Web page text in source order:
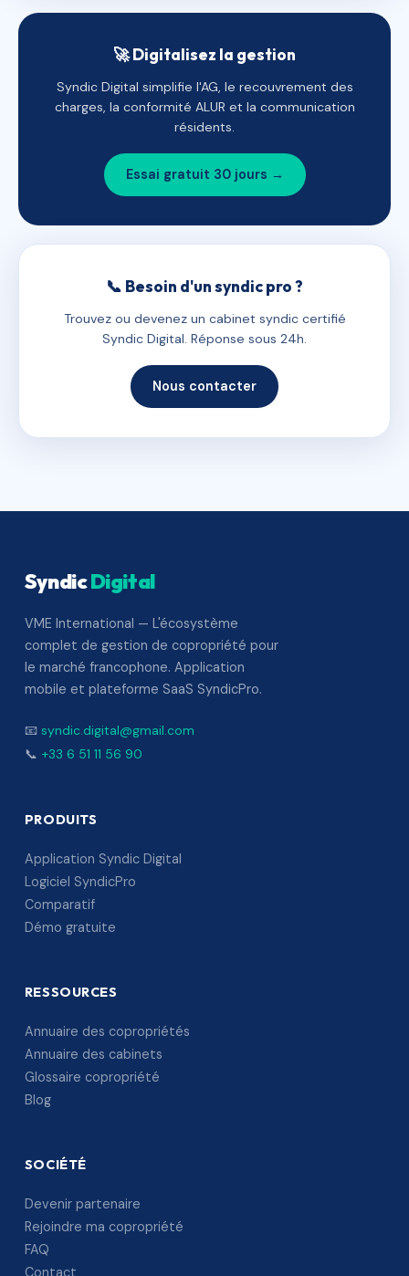
🚀 Digitalisez la gestion
Syndic Digital simplifie l'AG, le recouvrement des
charges, la conformité ALUR et la communication
résidents.
Essai gratuit 30 jours →
📞 Besoin d'un syndic pro ?
Trouvez ou devenez un cabinet syndic certifié
Syndic Digital. Réponse sous 24h.
Nous contacter
SyndicDigital
VME International — L'écosystème
complet de gestion de copropriété pour
le marché francophone. Application
mobile et plateforme SaaS SyndicPro.
📧 syndic.digital@gmail.com
📞 +33 6 51 11 56 90
PRODUITS
Application Syndic Digital
Logiciel SyndicPro
Comparatif
Démo gratuite
RESSOURCES
Annuaire des copropriétés
Annuaire des cabinets
Glossaire copropriété
Blog
SOCIÉTÉ
Devenir partenaire
Rejoindre ma copropriété
FAQ
Contact